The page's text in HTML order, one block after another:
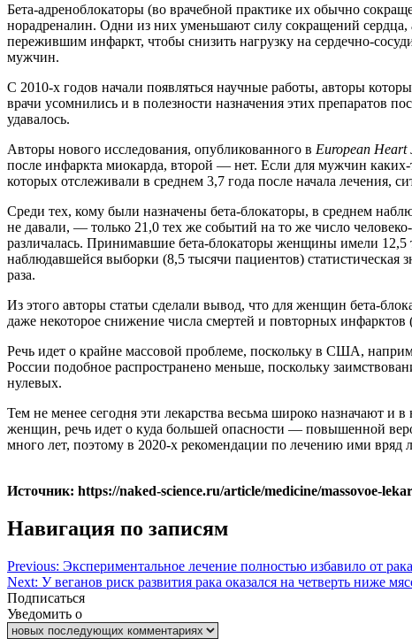
Бета-адреноблокаторы (во врачебной практике их обычно
норадреналин. Одни из них уменьшают силу сокращений
пережившим инфаркт, чтобы снизить нагрузку на сердечно-
мужчин.
С 2010-х годов начали появляться научные работы, авторы
врачи усомнились и в полезности назначения этих препаратов
удавалось.
Авторы нового исследования, опубликованного в European Heart
после инфаркта миокарда, второй — нет. Если для мужчин
которых отслеживали в среднем 3,7 года после начала лечения,
Среди тех, кому были назначены бета-блокаторы, в среднем
не давали, — только 21,0 тех же событий на то же число
различалась. Принимавшие бета-блокаторы женщины имели 12,5
наблюдавшейся выборки (8,5 тысячи пациентов) статистическая
раза.
Из этого авторы статьи сделали вывод, что для женщин бета-
даже некоторое снижение числа смертей и повторных инфарктов
Речь идет о крайне массовой проблеме, поскольку в США,
России подобное распространено меньше, поскольку
нулевых.
Тем не менее сегодня эти лекарства весьма широко назначают
женщин, речь идет о куда большей опасности — повышенной
много лет, поэтому в 2020-х рекомендации по лечению ими вряд
Источник: https://naked-science.ru/article/medicine/massovoe-
Навигация по записям
Previous: Экспериментальное лечение полностью избавило от
Next: У веганов риск развития рака оказался на четверть ниже
Подписаться
Уведомить о